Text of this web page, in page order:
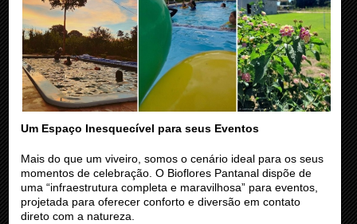
Um Espaço Inesquecível para seus Eventos
Mais do que um viveiro, somos o cenário ideal para os seus
momentos de celebração. O Bioflores Pantanal dispõe de
uma “infraestrutura completa e maravilhosa” para eventos,
projetada para oferecer conforto e diversão em contato
direto com a natureza.